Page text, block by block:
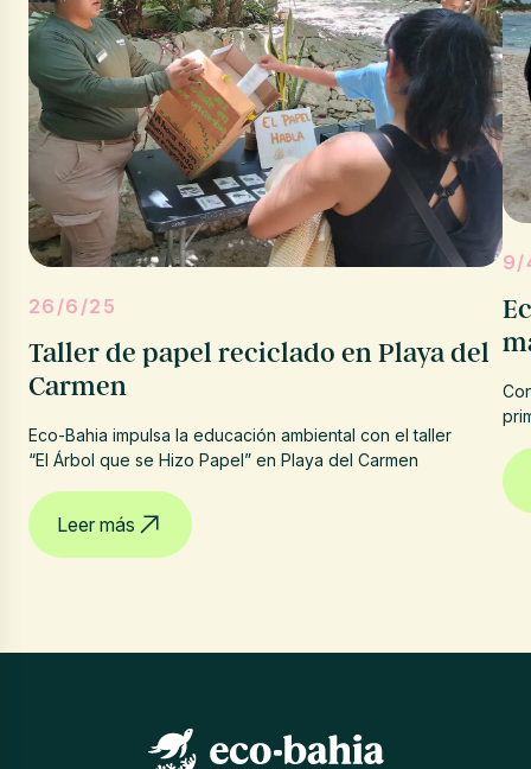
26/6/25
Taller de papel reciclado en Playa del
Carmen
Eco-Bahia impulsa la educación ambiental con el taller
“El Árbol que se Hizo Papel” en Playa del Carmen
Leer más
9/